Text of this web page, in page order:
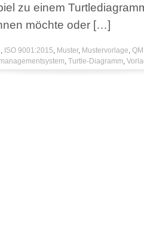
zu einem
möchte oder […]
, ISO 9001:2015, Muster, Mustervorlage, QM
, Turtle-Diagramm,